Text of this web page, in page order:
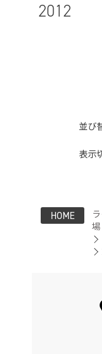
2012
並び
表示
HOME
場